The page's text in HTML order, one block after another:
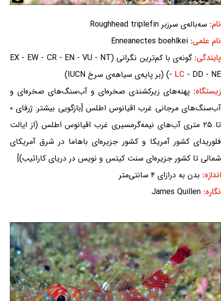
نام: سه‌باله‌ی سرزبر Roughhead triplefin
نام علمی: Enneanectes boehlkei
پایندگی:
گونه‌ی با کم‌ترین نگرانی (EX - EW - CR - EN - VU - NT
- LC - DD - NE) (بر پایه‌ی سیاهه‌ی سرخ IUCN)
زیستگاه: پهنه‌های زیرکشندی صخره‌ای و آب‌سنگ‌های صخره‌ای و
آب‌سنگ‌های مرجانی غرب اقیانوس اطلس [بازگویی بیشتر: ژرفای ۰
تا ۲۵ متری آب‌های نیمه‌گرمسیری غرب اقیانوس اطلس (از ایالت
فلوریدای کشور آمریکا و کشور جزیره‌ای باهاما در شرق آمریکای
شمالی تا کشور جزیره‌ای سنت کیتس و نویس در دریای کارائیب)]
اندازه: بدن به درازای ۴ سانتی‌متر
نگاره: James Quillen